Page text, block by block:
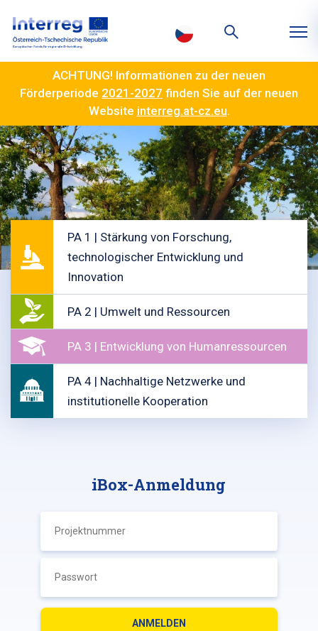
ACHTUNG! Informationen zu der neuen
Förderperiode 2021-2027 finden Sie auf der neuen
Website interreg.at-cz.eu.
PA 1 | Stärkung von Forschung,
technologischer Entwicklung und
Innovation
PA 2 | Umwelt und Ressourcen
PA 3 | Entwicklung von Humanressourcen
PA 4 | Nachhaltige Netzwerke und
institutionelle Kooperation
iBox-Anmeldung